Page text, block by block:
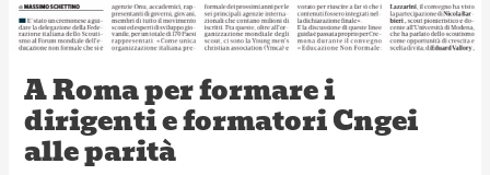
A Roma per formare i
dirigenti e formatori Cngei
alle parità